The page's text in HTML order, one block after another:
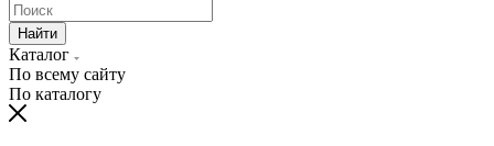
Найти
Каталог
По всему сайту
По каталогу